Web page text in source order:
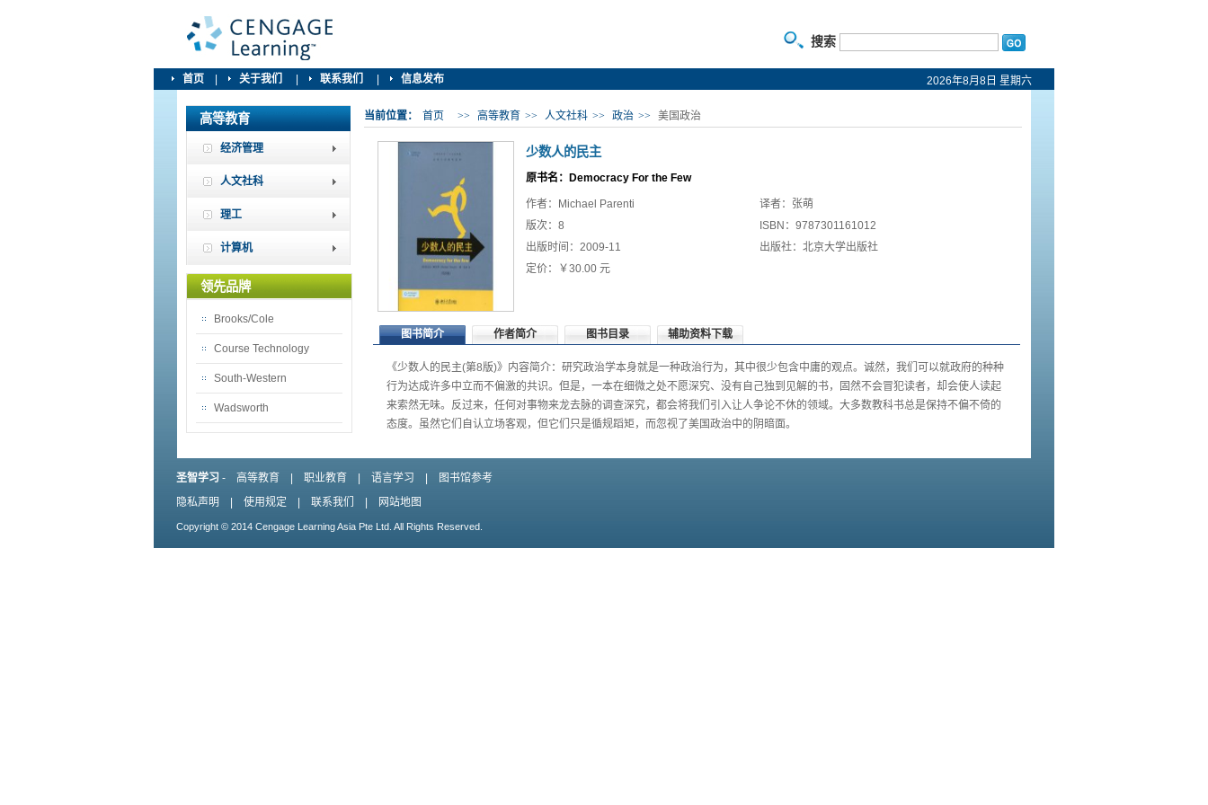
搜索
首页 关于我们 联系我们 信息发布 2026年8月8日 星期六
高等教育
经济管理
人文社科
理工
计算机
领先品牌
Brooks/Cole
Course Technology
South-Western
Wadsworth
当前位置： 首页 >> 高等教育 >> 人文社科 >> 政治 >> 美国政治
少数人的民主
原书名：Democracy For the Few
作者：Michael Parenti
译者：张萌
版次：8
ISBN：9787301161012
出版时间：2009-11
出版社：北京大学出版社
定价：￥30.00 元
图书简介
《少数人的民主(第8版)》内容简介：研究政治学本身就是一种政治行为，其中很少包含中庸的观点。诚然，我们可以就政府的种种
行为达成许多中立而不偏激的共识。但是，一本在细微之处不愿深究、没有自己独到见解的书，固然不会冒犯读者，却会使人读起
来索然无味。反过来，任何对事物来龙去脉的调查深究，都会将我们引入让人争论不休的领域。大多数教科书总是保持不偏不倚的
态度。虽然它们自认立场客观，但它们只是循规蹈矩，而忽视了美国政治中的阴暗面。
作者简介 图书目录 辅助资料下载
圣智学习 - 高等教育 职业教育 语言学习
图书馆参考
隐私声明
使用规定 联系我们 网站地图
Copyright © 2014 Cengage Learning Asia Pte Ltd. All Rights Reserved.